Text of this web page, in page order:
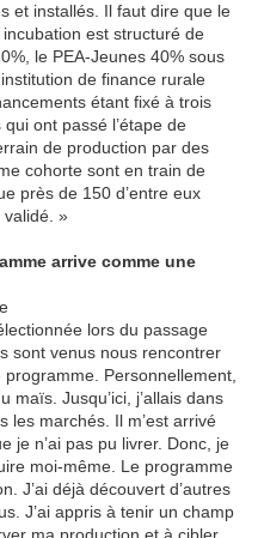
et installés. Il faut dire que le
est structuré de
le PEA-Jeunes 40% sous
de finance rurale
étant fixé à trois
ont passé l’étape de
de production par des
cohorte sont en train de
près de 150 d’entre eux
validé. »
arrive comme une
lors du passage
sont venus nous rencontrer
Personnellement,
maïs. Jusqu’ici, j’allais dans
les marchés. Il m’est arrivé
je n’ai pas pu livrer. Donc, je
moi-même. Le programme
J’ai déjà découvert d’autres
J’ai appris à tenir un champ